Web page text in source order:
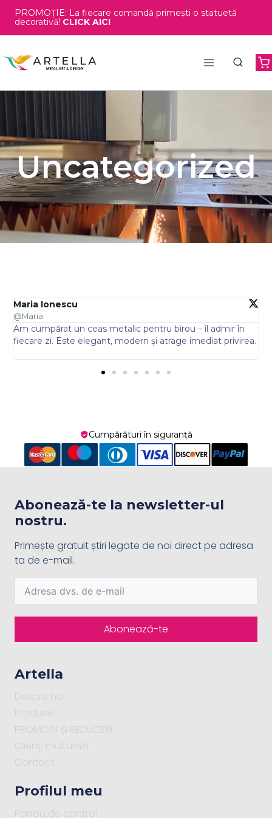
PROMOȚIE: La fiecare comandă primești o statuetă
decorativă! CLICK AICI
Uncategorized
Maria Ionescu
@Maria
Am cumpărat un ceas metalic pentru birou – îl admir în
fiecare zi. Este elegant, modern și atrage imediat privirea.
Cumpărături în siguranță
Profilul meu
Panou de control
Artella
Despre noi
Produse
PROMOȚII ȘI REDUCERI
Clienți mulțumiți
Contact
Abonează-te la newsletter-ul
nostru.
Primește gratuit știri legate de noi direct pe adresa
ta de e-mail.
Abonează-te